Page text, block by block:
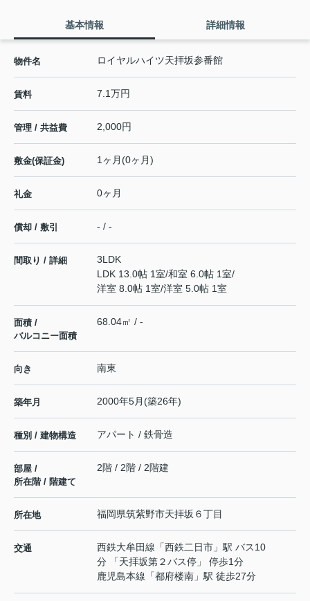
基本情報 詳細情報
物件名 ロイヤルハイツ天拝坂参番館
賃料 7.1万円
管理 / 共益費 2,000円
敷金(保証金) 1ヶ月(0ヶ月)
礼金 0ヶ月
償却 / 敷引 - / -
間取り / 詳細
3LDK
LDK 13.0帖 1室/和室 6.0帖 1室/
洋室 8.0帖 1室/洋室 5.0帖 1室
面積 /
バルコニー面積
68.04㎡ / -
向き 南東
築年月 2000年5月(築26年)
種別 / 建物構造 アパート / 鉄骨造
部屋 /
所在階 / 階建て
2階 / 2階 / 2階建
所在地 福岡県筑紫野市天拝坂 ６丁目
交通 西鉄大牟田線 「西鉄二日市 」駅 バス10
分 「天拝坂第２バス停」 停歩1分
鹿児島本線 「都府楼南 」駅 徒歩27分